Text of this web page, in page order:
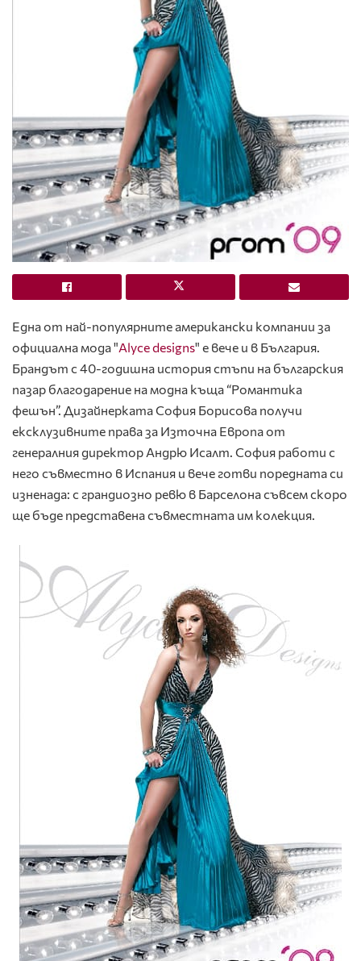
Една от най-популярните американски компании за
официална мода "Alyce designs" е вече и в България.
Брандът с 40-годишна история стъпи на българския
пазар благодарение на модна къща “Романтика
фешън”. Дизайнерката София Борисова получи
ексклузивните права за Източна Европа от
генералния директор Андрю Исалт. София работи с
него съвместно в Испания и вече готви поредната си
изненада: с грандиозно ревю в Барселона съвсем скоро
ще бъде представена съвместната им колекция.